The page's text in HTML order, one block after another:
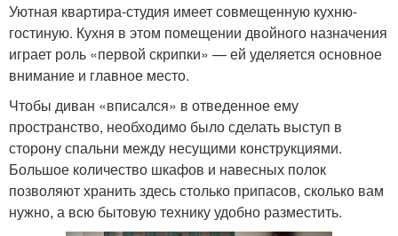
Уютная квартира-студия имеет совмещенную кухню-
гостиную. Кухня в этом помещении двойного назначения
играет роль «первой скрипки» — ей уделяется основное
внимание и главное место.
Чтобы диван «вписался» в отведенное ему
пространство, необходимо было сделать выступ в
сторону спальни между несущими конструкциями.
Большое количество шкафов и навесных полок
позволяют хранить здесь столько припасов, сколько вам
нужно, а всю бытовую технику удобно разместить.